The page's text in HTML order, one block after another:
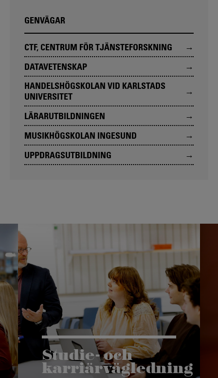
GENVÄGAR
CTF, CENTRUM FÖR TJÄNSTEFORSKNING
DATAVETENSKAP
HANDELSHÖGSKOLAN VID KARLSTADS
UNIVERSITET
LÄRARUTBILDNINGEN
MUSIKHÖGSKOLAN INGESUND
UPPDRAGSUTBILDNING
Studie- och
karriärvägledning